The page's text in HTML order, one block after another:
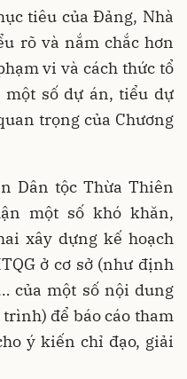
tiêu của Đảng, Nhà
rõ và nắm chắc hơn
vi và cách thức tổ
số dự án, tiểu dự
trọng của Chương
Dân tộc Thừa Thiên
một số khó khăn,
xây dựng kế hoạch
ở cơ sở (như định
của một số nội dung
để báo cáo tham
ý kiến chỉ đạo, giải